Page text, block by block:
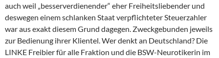
auch weil „besserverdienender“ eher Freiheitsliebender und
deswegen einem schlanken Staat verpflichteter Steuerzahler
war aus exakt diesem Grund dagegen. Zweckgebunden jeweils
zur Bedienung ihrer Klientel. Wer denkt an Deutschland? Die
LINKE Freibier für alle Fraktion und die BSW-Neurotikerin im